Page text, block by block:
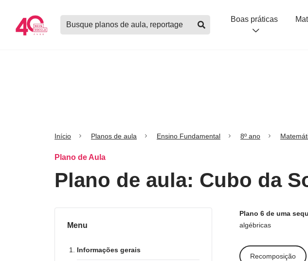
Buscar
planos
Boas práticas
Início Planos de aula Ensino Fundamental 8º ano
Plano de Aula
Plano de aula: Cubo da
Menu
Informações gerais
Plano 6 de uma
algébricas
Recomposição